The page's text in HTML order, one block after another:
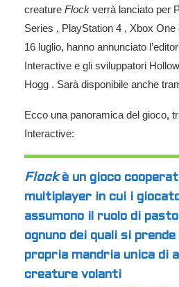
creature Flock verrà lanciato per
Series , PlayStation 4 , Xbox
16 luglio, hanno annunciato
Interactive e gli sviluppatori
Hogg . Sarà disponibile anche
Ecco una panoramica del gioco,
Interactive:
Flockè un gioco
multiplayer in cui i
assumono il ruolo di
ognuno dei quali si
propria mandria unica di
creature volanti